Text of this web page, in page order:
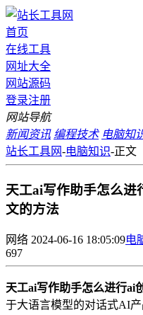
首页
在线工具
网址大全
网站源码
登录注册
网站导航
新闻资讯 编程技术 电脑知
站长工具网-电脑知识-正文
天工ai写作助手怎么进
文的方法
网络 2024-06-16 18:05:09电
697
天工ai写作助手怎么进行ai
于大语言模型的对话式AI